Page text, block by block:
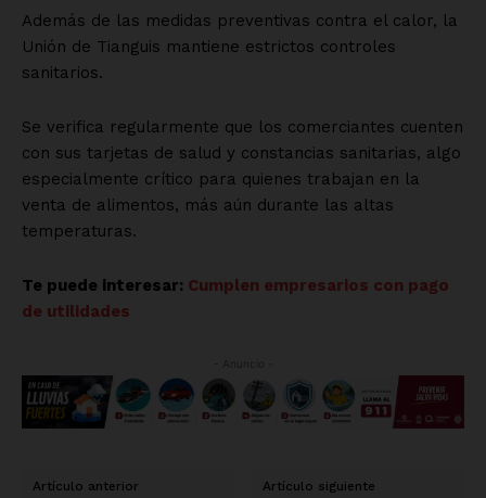
Además de las medidas preventivas contra el calor, la
Unión de Tianguis mantiene estrictos controles
sanitarios.
Se verifica regularmente que los comerciantes cuenten
con sus tarjetas de salud y constancias sanitarias, algo
especialmente crítico para quienes trabajan en la
venta de alimentos, más aún durante las altas
temperaturas.
Te puede interesar: Cumplen empresarios con pago
de utilidades
Artículo anterior Artículo siguiente